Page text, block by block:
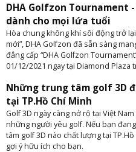
DHA Golfzon Tournament
dành cho mọi lứa tuổi
Hòa chung không khí sôi động trở
mới”, DHA Golfzon đã sẵn sàng
đẳng cấp “DHA Golfzon
01/12/2021 ngay tại Diamond Plaza
Những trung tâm golf 3D
tại TP.Hồ Chí Minh
Golf 3D ngày càng nở rộ tại Việt
những người yêu golf. Nếu bạn
tâm golf 3D nào chất lượng tại
gợi ý hữu ích cho bạn.